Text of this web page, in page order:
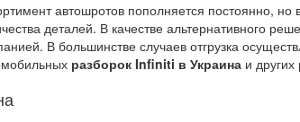
автошротов пополняется постоянно, но
деталей. В качестве альтернативного
В большинстве случаев отгрузка
разборок Infiniti в Украина и